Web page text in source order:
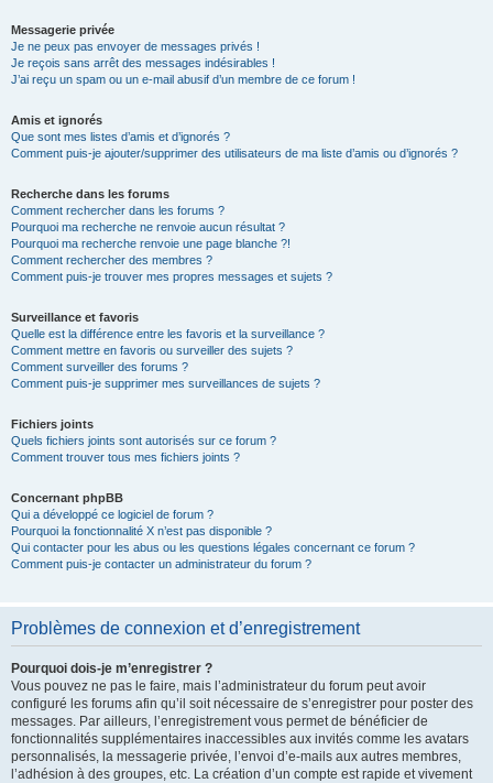
Messagerie privée
Je ne peux pas envoyer de messages privés !
Je reçois sans arrêt des messages indésirables !
J’ai reçu un spam ou un e-mail abusif d’un membre de ce forum !
Amis et ignorés
Que sont mes listes d’amis et d’ignorés ?
Comment puis-je ajouter/supprimer des utilisateurs de ma liste d’amis ou d’ignorés ?
Recherche dans les forums
Comment rechercher dans les forums ?
Pourquoi ma recherche ne renvoie aucun résultat ?
Pourquoi ma recherche renvoie une page blanche ?!
Comment rechercher des membres ?
Comment puis-je trouver mes propres messages et sujets ?
Surveillance et favoris
Quelle est la différence entre les favoris et la surveillance ?
Comment mettre en favoris ou surveiller des sujets ?
Comment surveiller des forums ?
Comment puis-je supprimer mes surveillances de sujets ?
Fichiers joints
Quels fichiers joints sont autorisés sur ce forum ?
Comment trouver tous mes fichiers joints ?
Concernant phpBB
Qui a développé ce logiciel de forum ?
Pourquoi la fonctionnalité X n’est pas disponible ?
Qui contacter pour les abus ou les questions légales concernant ce forum ?
Comment puis-je contacter un administrateur du forum ?
Problèmes de connexion et d’enregistrement
Pourquoi dois-je m’enregistrer ?
Vous pouvez ne pas le faire, mais l’administrateur du forum peut avoir
configuré les forums afin qu’il soit nécessaire de s’enregistrer pour poster des
messages. Par ailleurs, l’enregistrement vous permet de bénéficier de
fonctionnalités supplémentaires inaccessibles aux invités comme les avatars
personnalisés, la messagerie privée, l’envoi d’e-mails aux autres membres,
l’adhésion à des groupes, etc. La création d’un compte est rapide et vivement